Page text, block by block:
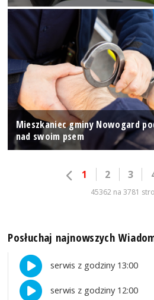
Mieszkaniec gminy Nowogard
nad swoim psem
1 2 3
45362 na 3781
Posłuchaj najnowszych
serwis z godziny 13:00
serwis z godziny 12:00